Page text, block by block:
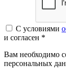
С условиями
и согласен *
Вам необходимо
персональных